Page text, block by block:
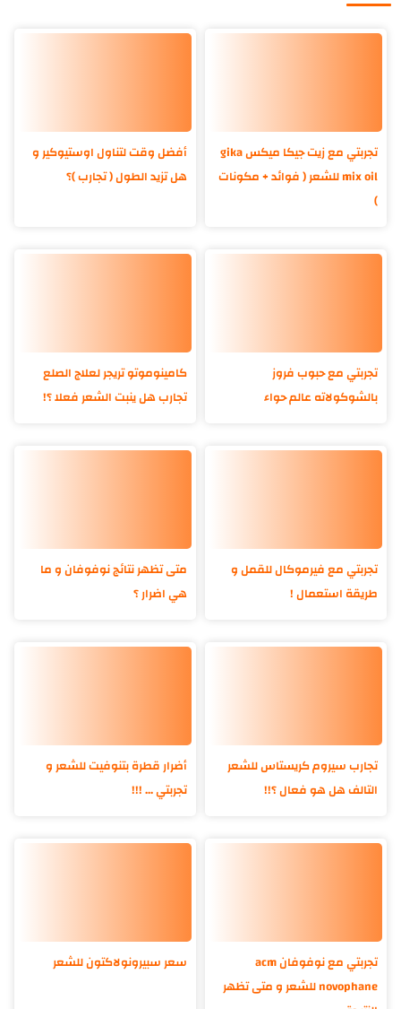
تجربتي مع زيت جيكا ميكس gika
mix oil للشعر ( فوائد + مكونات
أفضل وقت لتناول اوستيوكير و
هل تزيد الطول ( تجارب )؟
تجربتي مع حبوب فروز
بالشوكولاته عالم حواء
كامينوموتو تريجر لعلاج الصلع
تجارب هل ينبت الشعر فعلا ؟!
تجربتي مع فيرموكال للقمل و
طريقة استعمال !
متى تظهر نتائج نوفوفان و ما
هي اضرار ؟
تجارب سيروم كريستاس للشعر
التالف هل هو فعال ؟!!
أضرار قطرة بتنوفيت للشعر و
تجربتي ... !!!
تجربتي مع نوفوفان acm
novophane للشعر و متى تظهر
سعر سبيرونولاكتون للشعر